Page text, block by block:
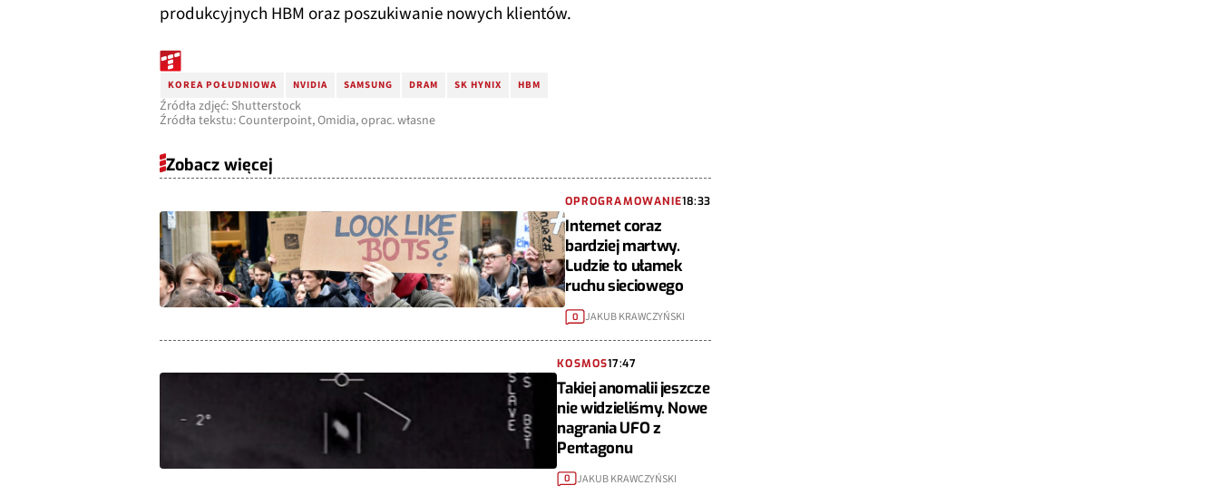
produkcyjnych HBM oraz poszukiwanie nowych klientów.
KOREA POŁUDNIOWA NVIDIA SAMSUNG DRAM SK HYNIX HBM
Źródła zdjęć: Shutterstock
Źródła tekstu: Counterpoint, Omidia, oprac. własne
Zobacz więcej
OPROGRAMOWANIE18:33
Internet coraz
bardziej martwy.
Ludzie to ułamek
ruchu sieciowego
0 JAKUB KRAWCZYŃSKI
KOSMOS17:47
Takiej anomalii jeszcze
nie widzieliśmy. Nowe
nagrania UFO z
Pentagonu
0 JAKUB KRAWCZYŃSKI